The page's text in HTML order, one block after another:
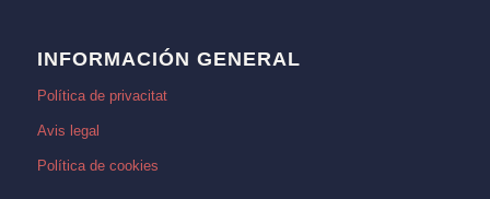
INFORMACIÓN GENERAL
Política de privacitat
Avis legal
Política de cookies